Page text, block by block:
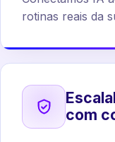
rotinas reais da
com